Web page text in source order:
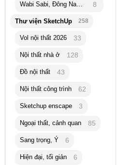
Wabi Sabi, Đông Nam Á 8
Thư viện SketchUp 258
Vol nội thất 2026 33
Nội thất nhà ở 128
Đồ nội thất 43
Nội thất công trình 62
Sketchup enscape 3
Ngoại thất, cảnh quan 85
Sang trọng, Ý 6
Hiện đại, tối giản 6